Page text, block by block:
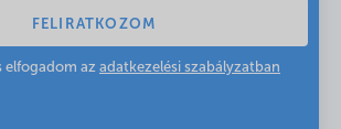
elfogadom az adatkezelési szabályzatban